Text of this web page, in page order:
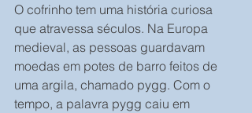
O cofrinho tem uma história curiosa
que atravessa séculos. Na Europa
medieval, as pessoas guardavam
moedas em potes de barro feitos de
uma argila, chamado pygg. Com o
tempo, a palavra pygg caiu em